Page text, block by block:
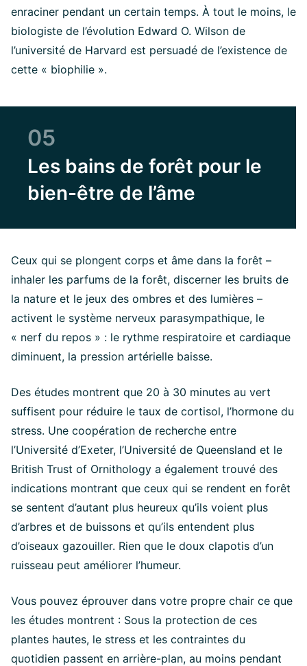
enraciner pendant un certain temps. À tout le moins, le
biologiste de l’évolution Edward O. Wilson de
l’université de Harvard est persuadé de l’existence de
cette « biophilie ».
05
Les bains de forêt pour le
bien-être de l’âme
Ceux qui se plongent corps et âme dans la forêt –
inhaler les parfums de la forêt, discerner les bruits de
la nature et le jeux des ombres et des lumières –
activent le système nerveux parasympathique, le
« nerf du repos » : le rythme respiratoire et cardiaque
diminuent, la pression artérielle baisse.
Des études montrent que 20 à 30 minutes au vert
suffisent pour réduire le taux de cortisol, l’hormone du
stress. Une coopération de recherche entre
l’Université d’Exeter, l’Université de Queensland et le
British Trust of Ornithology a également trouvé des
indications montrant que ceux qui se rendent en forêt
se sentent d’autant plus heureux qu’ils voient plus
d’arbres et de buissons et qu’ils entendent plus
d’oiseaux gazouiller. Rien que le doux clapotis d’un
ruisseau peut améliorer l’humeur.
Vous pouvez éprouver dans votre propre chair ce que
les études montrent : Sous la protection de ces
plantes hautes, le stress et les contraintes du
quotidien passent en arrière-plan, au moins pendant